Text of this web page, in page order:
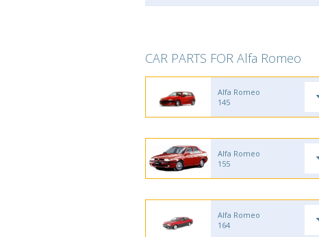
CAR PARTS FOR Alfa Romeo
Alfa Romeo
145
Alfa Romeo
155
Alfa Romeo
164